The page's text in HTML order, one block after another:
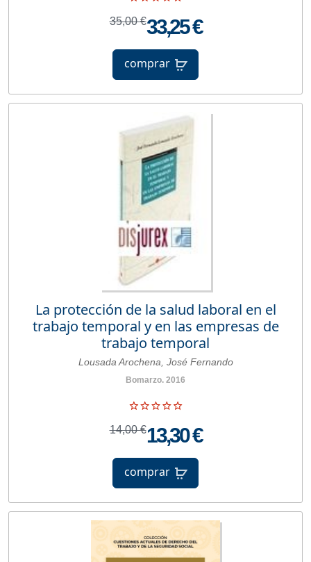
35,00 €33,25 €
comprar
La protección de la salud laboral en el
trabajo temporal y en las empresas de
trabajo temporal
Lousada Arochena, José Fernando
Bomarzo. 2016
14,00 €13,30 €
comprar